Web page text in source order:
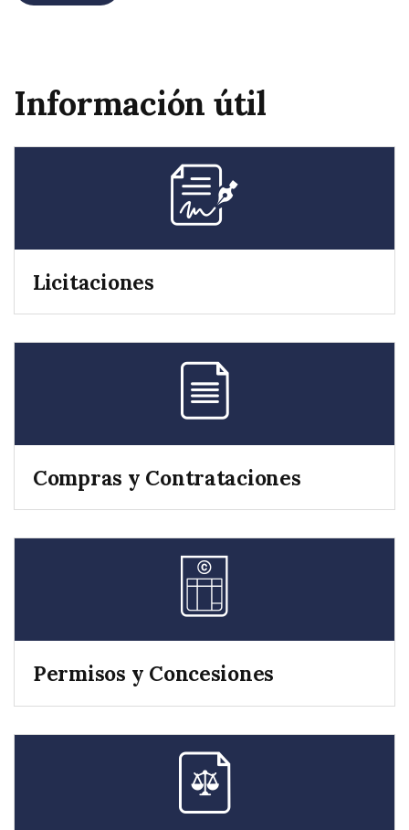
Información útil
Licitaciones
Compras y Contrataciones
Permisos y Concesiones